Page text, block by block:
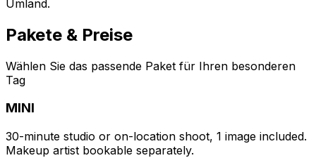
Umland.
Pakete & Preise
Wählen Sie das passende Paket für Ihren besonderen
Tag
MINI
30-minute studio or on-location shoot, 1 image included.
Makeup artist bookable separately.